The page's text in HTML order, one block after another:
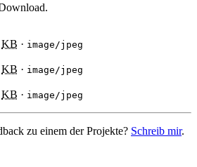
KB · image/jpeg
KB · image/jpeg
KB · image/jpeg
zu einem der Projekte? Schreib mir.